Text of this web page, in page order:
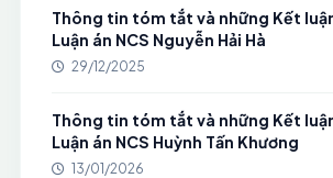
Thông tin tóm tắt và những Kết
Luận án NCS Nguyễn Hải Hà
29/12/2025
Thông tin tóm tắt và những Kết
Luận án NCS Huỳnh Tấn Khương
13/01/2026